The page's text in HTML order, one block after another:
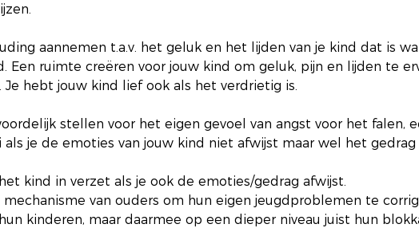
aannemen t.a.v. het geluk en het lijden van je kind dat is
Een ruimte creëren voor jouw kind om geluk, pijn en lijden te
Je hebt jouw kind lief ook als het verdrietig is.
stellen voor het eigen gevoel van angst voor het falen,
als je de emoties van jouw kind niet afwijst maar wel het
kind in verzet als je ook de emoties/gedrag afwijst.
mechanisme van ouders om hun eigen jeugdproblemen te
kinderen, maar daarmee op een dieper niveau juist hun